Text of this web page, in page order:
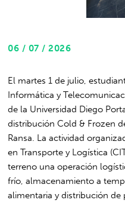
06 / 07 / 2026
El martes 1 de julio,
Informática y
de la Universidad Diego
distribución Cold & Frozen
Ransa. La actividad
en Transporte y Logística
terreno una operación
frío, almacenamiento a
alimentaria y distribución de